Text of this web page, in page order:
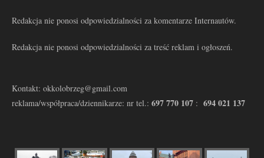
Redakcja nie ponosi odpowiedzialności za komentarze Internautów.
Redakcja nie ponosi odpowiedzialności za treść reklam i ogłoszeń.
Kontakt: okkolobrzeg@gmail.com
reklama/współpraca/dziennikarze: nr tel.: 697 770 107 : 694 021 137